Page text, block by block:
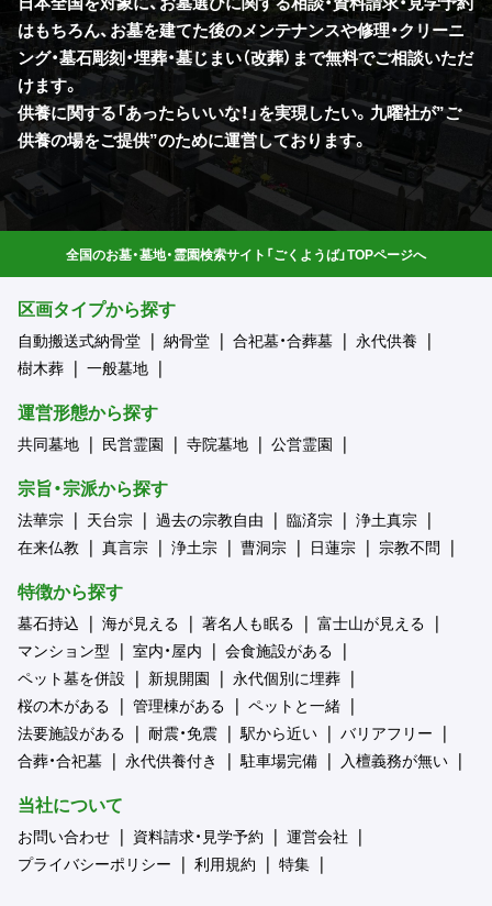
はもちろん、お墓を建てた後のメンテナンスや修理・クリーニ
ング・墓石彫刻・埋葬・墓じまい（改葬）まで無料でご相談いただ
けます。
供養に関する「あったらいいな！」を実現したい。九曜社が”ご
供養の場をご提供”のために運営しております。
全国のお墓・墓地・霊園検索サイト「ごくようば」TOPページへ
区画タイプから探す
自動搬送式納骨堂 納骨堂 合祀墓・合葬墓
永代供養
樹木葬
一般墓地
運営形態から探す
共同墓地 民営霊園 寺院墓地 公営霊園
宗旨・宗派から探す
法華宗 天台宗 過去の宗教自由 臨済宗
浄土真宗
在来仏教
真言宗 浄土宗 曹洞宗 日蓮宗 宗教不問
特徴から探す
墓石持込 海が見える 著名人も眠る
富士山が見える
マンション型
室内・屋内
会食施設がある
ペット墓を併設
新規開園
永代個別に埋葬
桜の木がある
管理棟がある
ペットと一緒
法要施設がある
耐震・免震 駅から近い
バリアフリー
合葬・合祀墓
永代供養付き 駐車場完備 入檀義務が無い
当社について
お問い合わせ 資料請求・見学予約
運営会社
プライバシーポリシー
利用規約 特集